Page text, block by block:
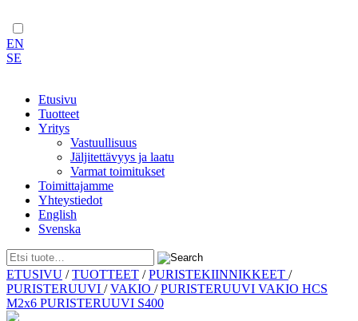
EN
SE
Etusivu
Tuotteet
Yritys
Vastuullisuus
Jäljitettävyys ja laatu
Varmat toimitukset
Toimittajamme
Yhteystiedot
English
Svenska
Skip
to
content
ETUSIVU /TUOTTEET /PURISTEKIINNIKKEET /
PURISTERUUVI /VAKIO /PURISTERUUVI VAKIO HCS
M2x6 PURISTERUUVI S400